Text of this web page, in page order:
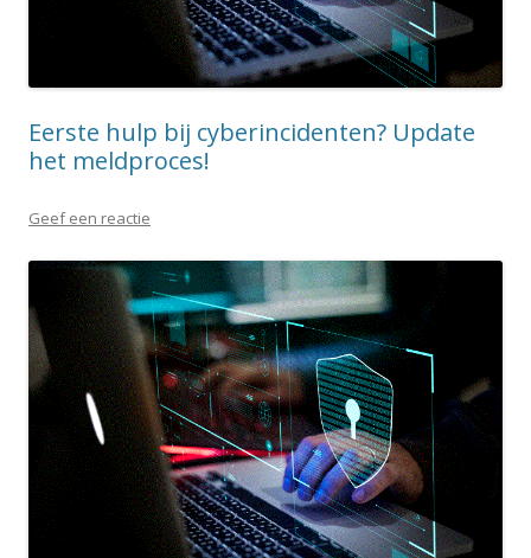
Eerste hulp bij cyberincidenten? Update
het meldproces!
Geef een reactie